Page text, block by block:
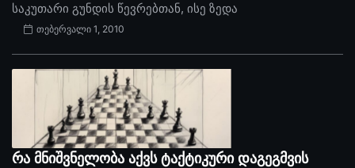
საკუთარი გუნდის წევრებთან, ისე ზედა
თებერვალი 1, 2010
რა მნიშვნელობა აქვს ტაქტიკური დაგეგმვის